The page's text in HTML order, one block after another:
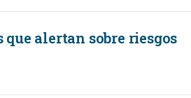
que alertan sobre riesgos